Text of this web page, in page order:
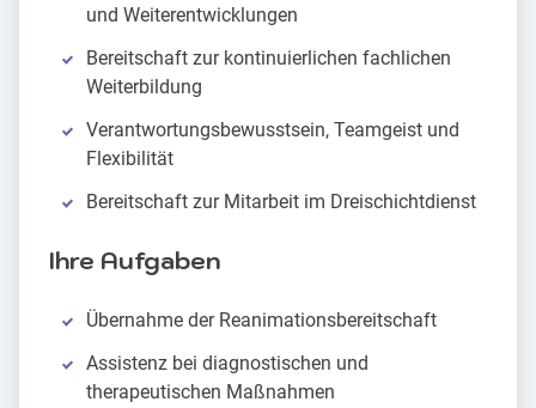
und Weiterentwicklungen
Bereitschaft zur kontinuierlichen fachlichen
Weiterbildung
Verantwortungsbewusstsein, Teamgeist und
Flexibilität
Bereitschaft zur Mitarbeit im Dreischichtdienst
Ihre Aufgaben
Übernahme der Reanimationsbereitschaft
Assistenz bei diagnostischen und
therapeutischen Maßnahmen